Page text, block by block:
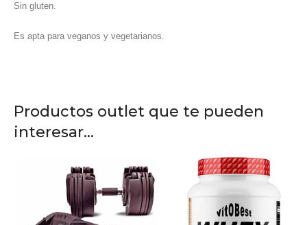
Sin gluten.
Es apta para veganos y vegetarianos.
Productos outlet que te pueden
interesar...